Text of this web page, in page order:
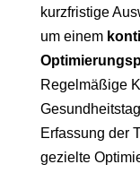
kurzfristige
um einem
Regelmäßige
Erfassung der
gezielte